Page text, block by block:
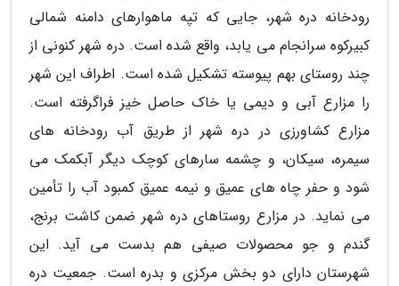
رودخانه دره شهر، جایی که تپه ماهوارهای دامنه شمالی
کبیرکوه سرانجام می یابد، واقع شده است. دره شهر کنونی از
چند روستای بهم پیوسته تشکیل شده است. اطراف این شهر
را مزارع آبی و دیمی یا خاک حاصل خیز فراگرفته است.
مزارع کشاورزی در دره شهر از طریق آب رودخانه های
سیمره، سیکان، و چشمه سارهای کوچک دیگر آبکمک می
شود و حفر چاه های عمیق و نیمه عمیق کمبود آب را تأمین
می نماید. در مزارع روستاهای دره شهر ضمن کاشت برنج،
گندم و جو محصولات صیفی هم بدست می آید. این
شهرستان دارای دو بخش مرکزی و بدره است. جمعیت دره